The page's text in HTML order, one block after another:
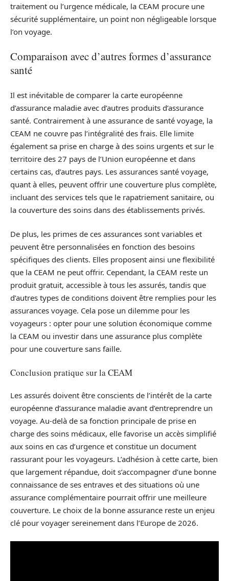
traitement ou l’urgence médicale, la CEAM procure une
sécurité supplémentaire, un point non négligeable lorsque
l’on voyage.
Comparaison avec d’autres formes d’assurance
santé
Il est inévitable de comparer la carte européenne
d’assurance maladie avec d’autres produits d’assurance
santé. Contrairement à une assurance de santé voyage, la
CEAM ne couvre pas l’intégralité des frais. Elle limite
également sa prise en charge à des soins urgents et sur le
territoire des 27 pays de l’Union européenne et dans
certains cas, d’autres pays. Les assurances santé voyage,
quant à elles, peuvent offrir une couverture plus complète,
incluant des services tels que le rapatriement sanitaire, ou
la couverture des soins dans des établissements privés.
De plus, les primes de ces assurances sont variables et
peuvent être personnalisées en fonction des besoins
spécifiques des clients. Elles proposent ainsi une flexibilité
que la CEAM ne peut offrir. Cependant, la CEAM reste un
produit gratuit, accessible à tous les assurés, tandis que
d’autres types de conditions doivent être remplies pour les
assurances voyage. Cela pose un dilemme pour les
voyageurs : opter pour une solution économique comme
la CEAM ou investir dans une assurance plus complète
pour une couverture sans faille.
Conclusion pratique sur la CEAM
Les assurés doivent être conscients de l’intérêt de la carte
européenne d’assurance maladie avant d’entreprendre un
voyage. Au-delà de sa fonction principale de prise en
charge des soins médicaux, elle favorise un accès simplifié
aux soins en cas d’urgence et constitue un document
rassurant pour les voyageurs. L’adhésion à cette carte, bien
que largement répandue, doit s’accompagner d’une bonne
connaissance de ses entraves et des situations où une
assurance complémentaire pourrait offrir une meilleure
couverture. Le choix de la bonne assurance reste un enjeu
clé pour voyager sereinement dans l’Europe de 2026.